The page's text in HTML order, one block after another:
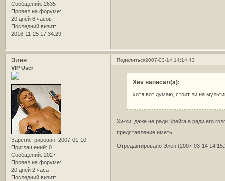
Сообщений: 2635
Провел на форуме:
20 дней 8 часов
Последний визит:
2016-11-25 17:34:29
Поделиться2007-03-14 14:14:43
Элен
VIP User
Зарегистрирован: 2007-01-10
Приглашений: 0
Сообщений: 2027
Провел на форуме:
20 дней 2 часа
Последний визит:
Xev написал(а):
хотя вот думаю, стоит ли на
Хи-хи, даже не ради Крейга,а ради его
представление иметь.
Отредактировано Элен (2007-03-14